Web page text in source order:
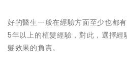
好的醫生一般在經驗方面至少也都
5年以上的植髮經驗，對此，選擇
髮效果的負責。